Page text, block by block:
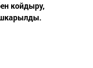
койдыру,